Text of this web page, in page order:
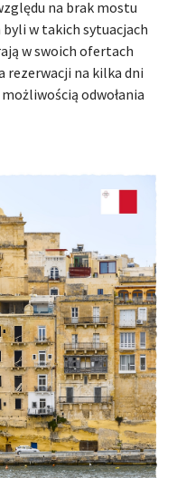
na brak mostu
w takich sytuacjach
w swoich ofertach
rezerwacji na kilka dni
odwołania